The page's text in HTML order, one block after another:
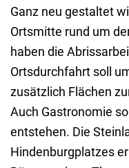
Ganz neu gestaltet
Ortsmitte rund um
haben die
Ortsdurchfahrt soll
zusätzlich Flächen
Auch Gastronomie
entstehen. Die
Hindenburgplatzes